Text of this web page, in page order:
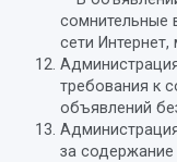
сомнительные
сети Интернет,
требования к
объявлений
за содержание